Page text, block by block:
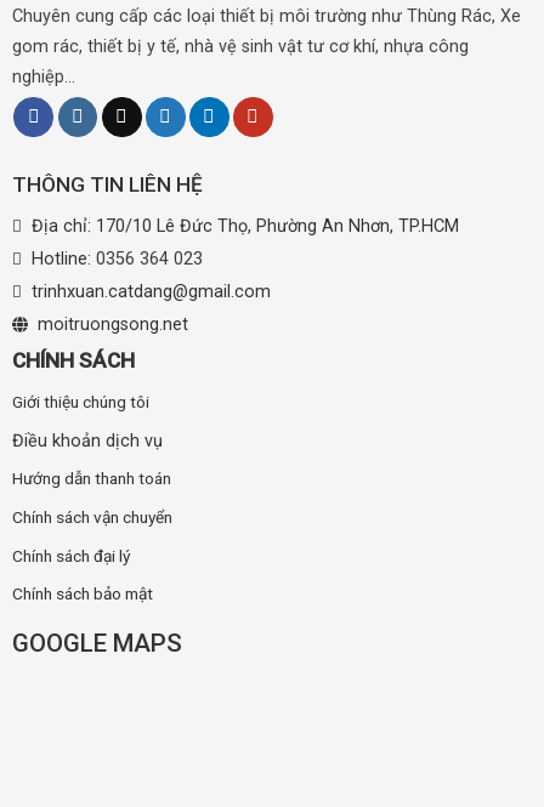
Chuyên cung cấp các loại thiết bị môi trường như Thùng Rác, Xe
gom rác, thiết bị y tế, nhà vệ sinh vật tư cơ khí, nhựa công
nghiệp...
THÔNG TIN LIÊN HỆ
Địa chỉ: 170/10 Lê Đức Thọ, Phường An Nhơn, TP.HCM
Hotline: 0356 364 023
trinhxuan.catdang@gmail.com
moitruongsong.net
CHÍNH SÁCH
Giới thiệu chúng tôi
Điều khoản dịch vụ
Hướng dẫn thanh toán
Chính sách vận chuyển
Chính sách đại lý
Chính sách bảo mật
GOOGLE MAPS